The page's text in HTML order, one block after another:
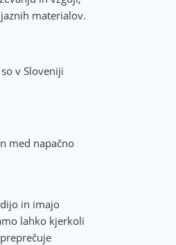
materialov.
v Sloveniji
med napačno
in imajo
lahko kjerkoli